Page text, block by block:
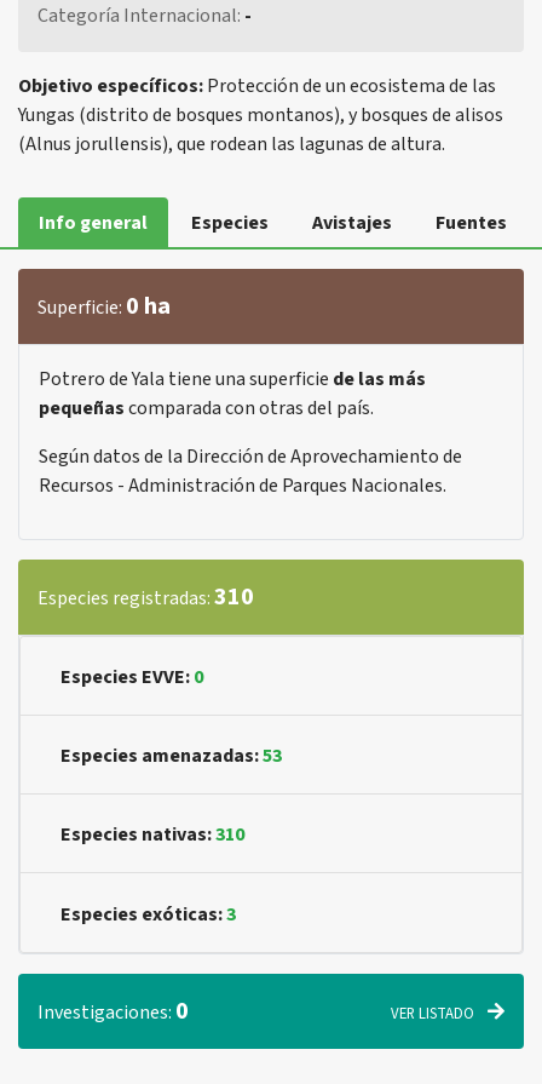
Categoría Internacional: -
Objetivo específicos:Protección de un ecosistema de las
Yungas (distrito de bosques montanos), y bosques de alisos
(Alnus jorullensis), que rodean las lagunas de altura.
Info general Especies Avistajes Fuentes
Superficie: 0 ha
Potrero de Yala tiene una superficie de las más
pequeñascomparada con otras del país.
Según datos de la Dirección de Aprovechamiento de
Recursos - Administración de Parques Nacionales.
Especies registradas:310
Especies EVVE:0
Especies amenazadas:53
Especies nativas:310
Especies exóticas:3
Investigaciones: 0 VER LISTADO